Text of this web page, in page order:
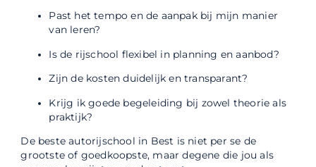
Past het tempo en de aanpak bij mijn manier
van leren?
Is de rijschool flexibel in planning en aanbod?
Zijn de kosten duidelijk en transparant?
Krijg ik goede begeleiding bij zowel theorie als
praktijk?
De beste autorijschool in Best is niet per se de
grootste of goedkoopste, maar degene die jou als